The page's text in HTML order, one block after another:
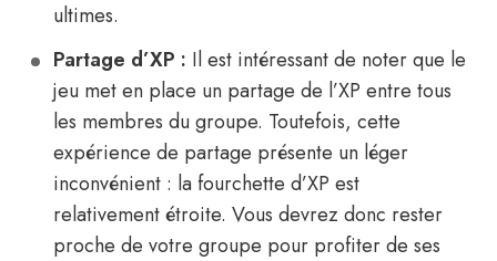
ultimes.
Partage d’XP : Il est intéressant de noter que le
jeu met en place un partage de l’XP entre tous
les membres du groupe. Toutefois, cette
expérience de partage présente un léger
inconvénient : la fourchette d’XP est
relativement étroite. Vous devrez donc rester
proche de votre groupe pour profiter de ses